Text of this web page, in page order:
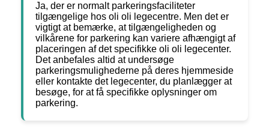
Ja, der er normalt parkeringsfaciliteter
tilgængelige hos oli oli legecentre. Men det er
vigtigt at bemærke, at tilgængeligheden og
vilkårene for parkering kan variere afhængigt af
placeringen af det specifikke oli oli legecenter.
Det anbefales altid at undersøge
parkeringsmulighederne på deres hjemmeside
eller kontakte det legecenter, du planlægger at
besøge, for at få specifikke oplysninger om
parkering.